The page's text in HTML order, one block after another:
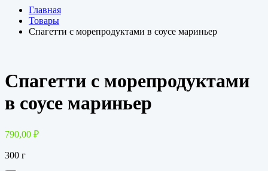
Главная
Товары
Спагетти с морепродуктами в соусе мариньер
Спагетти с морепродуктами
в соусе мариньер
790,00 ₽
300 г